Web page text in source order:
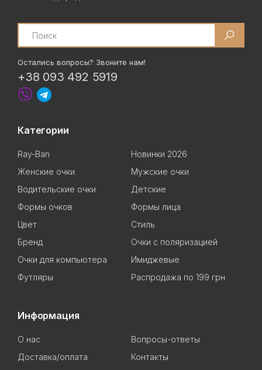
Search
Остались вопросы? Звоните нам!
+38 093 492 5919
Категории
Ray-Ban
Новинки 2026
Женские очки
Мужские очки
Водительские очки
Детские
Формы очков
Формы лица
Цвет
Стиль
Бренд
Очки с поляризацией
Очки для компьютера
Имиджевые
Футляры
Распродажа по 199 грн
Информация
О нас
Вопросы-ответы
Доставка/оплата
Контакты